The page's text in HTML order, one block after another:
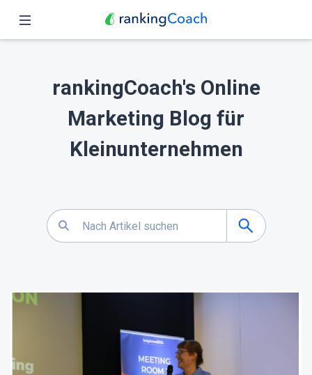
Funktionen
Deutsch
rankingCoach's Online
Marketing Blog für
Kleinunternehmen